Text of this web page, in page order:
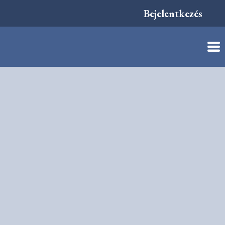
Bejelentkezés